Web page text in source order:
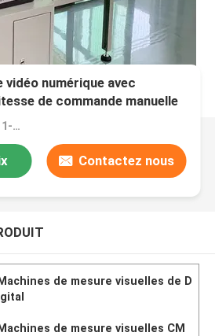
vidéo numérique avec
de commande manuelle
Prix：$3,000.00/sets 1-1 sets
Contactez nous
de mesure visuelles de D
de mesure visuelles CM